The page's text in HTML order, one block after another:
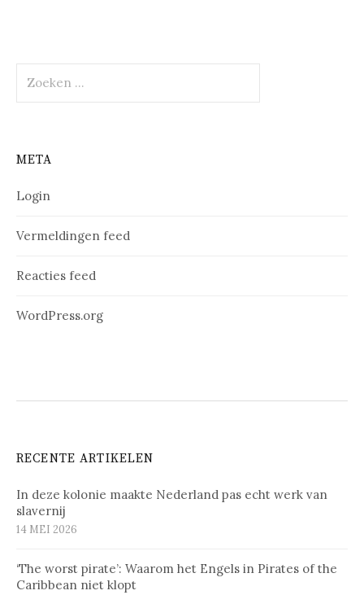
naar:
META
Login
Vermeldingen feed
Reacties feed
WordPress.org
RECENTE ARTIKELEN
In deze kolonie maakte Nederland pas echt werk van
slavernij
14 MEI 2026
‘The worst pirate’: Waarom het Engels in Pirates of the
Caribbean niet klopt